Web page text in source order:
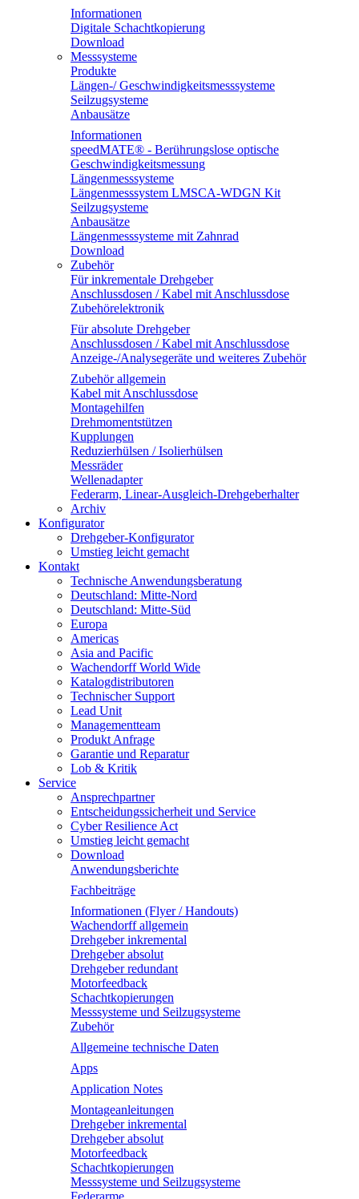
Informationen
Digitale Schachtkopierung
Download
Messsysteme
Produkte
Längen-/ Geschwindigkeitsmesssysteme
Seilzugsysteme
Anbausätze
Informationen
speedMATE® - Berührungslose optische
Geschwindigkeitsmessung
Längenmesssysteme
Längenmesssystem LMSCA-WDGN Kit
Seilzugsysteme
Anbausätze
Längenmesssysteme mit Zahnrad
Download
Zubehör
Für inkrementale Drehgeber
Anschlussdosen / Kabel mit Anschlussdose
Zubehörelektronik
Für absolute Drehgeber
Anschlussdosen / Kabel mit Anschlussdose
Anzeige-/Analysegeräte und weiteres Zubehör
Zubehör allgemein
Kabel mit Anschlussdose
Montagehilfen
Drehmomentstützen
Kupplungen
Reduzierhülsen / Isolierhülsen
Messräder
Wellenadapter
Federarm, Linear-Ausgleich-Drehgeberhalter
Archiv
Konfigurator
Drehgeber-Konfigurator
Umstieg leicht gemacht
Kontakt
Technische Anwendungsberatung
Deutschland: Mitte-Nord
Deutschland: Mitte-Süd
Europa
Americas
Asia and Pacific
Wachendorff World Wide
Katalogdistributoren
Technischer Support
Lead Unit
Managementteam
Produkt Anfrage
Garantie und Reparatur
Lob & Kritik
Service
Ansprechpartner
Entscheidungssicherheit und Service
Cyber Resilience Act
Umstieg leicht gemacht
Download
Anwendungsberichte
Fachbeiträge
Informationen (Flyer / Handouts)
Wachendorff allgemein
Drehgeber inkremental
Drehgeber absolut
Drehgeber redundant
Motorfeedback
Schachtkopierungen
Messsysteme und Seilzugsysteme
Zubehör
Allgemeine technische Daten
Apps
Application Notes
Montageanleitungen
Drehgeber inkremental
Drehgeber absolut
Motorfeedback
Schachtkopierungen
Messsysteme und Seilzugsysteme
Federarme